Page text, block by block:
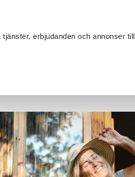
erbjudanden och annonser till